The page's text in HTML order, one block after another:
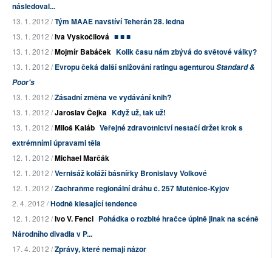
následoval...
13. 1. 2012 /Tým MAAE navštíví Teherán 28. ledna
13. 1. 2012 /Iva Vyskočilová ■ ■ ■
13. 1. 2012 /Mojmír Babáček Kolik času nám zbývá do světové války?
13. 1. 2012 /Evropu čeká další snižování ratingu agenturouStandard &
Poor's
13. 1. 2012 /Zásadní změna ve vydávání knih?
13. 1. 2012 /Jaroslav Čejka Když už, tak už!
13. 1. 2012 /Miloš Kaláb Veřejné zdravotnictví nestačí držet krok s
extrémními úpravami těla
12. 1. 2012 /Michael Marčák
12. 1. 2012 /Vernisáž koláží básnířky Bronislavy Volkové
12. 1. 2012 /Zachraňme regionální dráhu č. 257 Mutěnice-Kyjov
2. 4. 2012 /Hodně klesající tendence
12. 1. 2012 /Ivo V. Fencl Pohádka o rozbité hračce úplně jinak na scéně
Národního divadla v P...
17. 4. 2012 /Zprávy, které nemají názor